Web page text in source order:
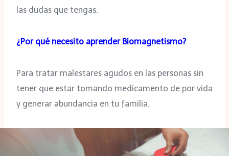
las dudas que tengas.
¿Por qué necesito aprender Biomagnetismo?
Para tratar malestares agudos en las personas sin
tener que estar tomando medicamento de por vida
y generar abundancia en tu familia.